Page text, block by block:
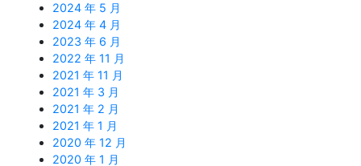
2024 年 5 月
2024 年 4 月
2023 年 6 月
2022 年 11 月
2021 年 11 月
2021 年 3 月
2021 年 2 月
2021 年 1 月
2020 年 12 月
2020 年 1 月